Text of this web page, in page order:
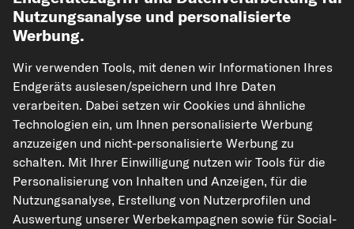
sdatenblat
ormation
21,11 €/L
inkl. 20% MwSt.,
Nutzungsanalyse und personalisierte
Werbung.
Wir verwenden Tools, mit denen wir Informationen Ihres
Endgeräts auslesen/speichern und Ihre Daten
verarbeiten. Dabei setzen wir Cookies und ähnliche
Technologien ein, um Ihnen personalisierte Werbung
anzuzeigen und nicht-personalisierte Werbung zu
schalten. Mit Ihrer Einwilligung nutzen wir Tools für die
Personalisierung von Inhalten und Anzeigen, für die
Nutzungsanalyse, Erstellung von Nutzerprofilen und
Auswertung unserer Werbekampagnen sowie für Social-